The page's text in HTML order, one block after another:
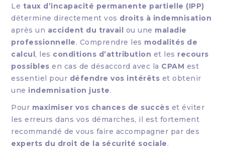
Le taux d’incapacité permanente partielle (IPP)
détermine directement vos droits à indemnisation
après un accident du travail ou une maladie
professionnelle. Comprendre les modalités de
calcul , les conditions d’attribution et les recours
possibles en cas de désaccord avec la CPAM est
essentiel pour défendre vos intérêts et obtenir
une indemnisation juste.
Pour maximiser vos chances de succès et éviter
les erreurs dans vos démarches, il est fortement
recommandé de vous faire accompagner par des
experts du droit de la sécurité sociale.